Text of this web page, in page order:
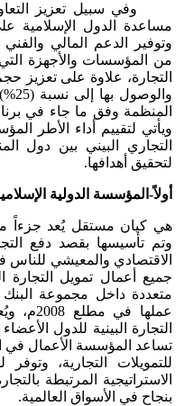
وفي سبيل تعزيز التعاون
مساعدة الدول الإسلامية
وتوفير الدعم المالي
من المؤسسات والأجهزة
التجارة، علاوة على تعزيز
ويأتي لتقييم أداء الأطر
التجاري البيني بين دول
لتحقيق أهدافها.
أولاً-المؤسسة الدولية
هي كيان مستقل يُعد جزءاً
وتم تأسيسها بقصد دفع
الاقتصادي والمعيشي
جميع أعمال تمويل
متعددة داخل مجموعة البنك
عملها
التجارة البينية للدول
تساعد المؤسسة الأعمال
للتمويلات التجارية، وتوفر
الاستراتيجية المرتبطة
بنجاح في الأسواق العالمية.